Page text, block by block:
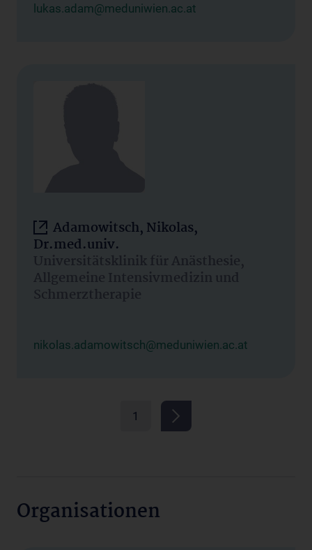
lukas.adam@meduniwien.ac.at
Adamowitsch, Nikolas,
Dr.med.univ.
Universitätsklinik für Anästhesie,
Allgemeine Intensivmedizin und
Schmerztherapie
nikolas.adamowitsch@meduniwien.ac.at
1
Organisationen